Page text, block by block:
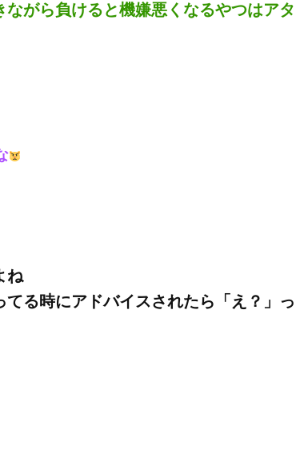
がら負けると機嫌悪くなるやつはアタ
ね
る時にアドバイスされたら「え？」っ